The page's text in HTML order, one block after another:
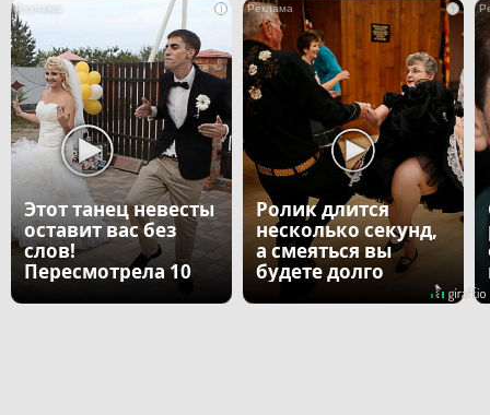
i
Этот танец невесты
оставит вас без
слов!
Пересмотрела 10
i
Ролик длится
несколько секунд,
а смеяться вы
будете долго